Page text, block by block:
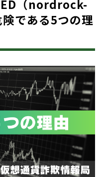
（nordrock-
である5つの理